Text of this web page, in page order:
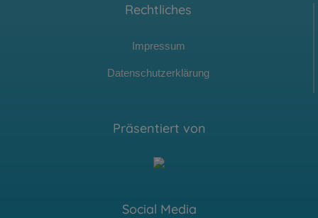
Rechtliches
Impressum
Datenschutzerklärung
Präsentiert von
Social Media